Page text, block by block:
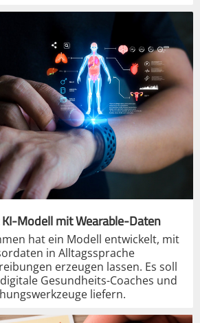
Modell mit Wearable-Daten
hat ein Modell entwickelt, mit
in Alltagssprache
erzeugen lassen. Es soll
Gesundheits-Coaches und
liefern.